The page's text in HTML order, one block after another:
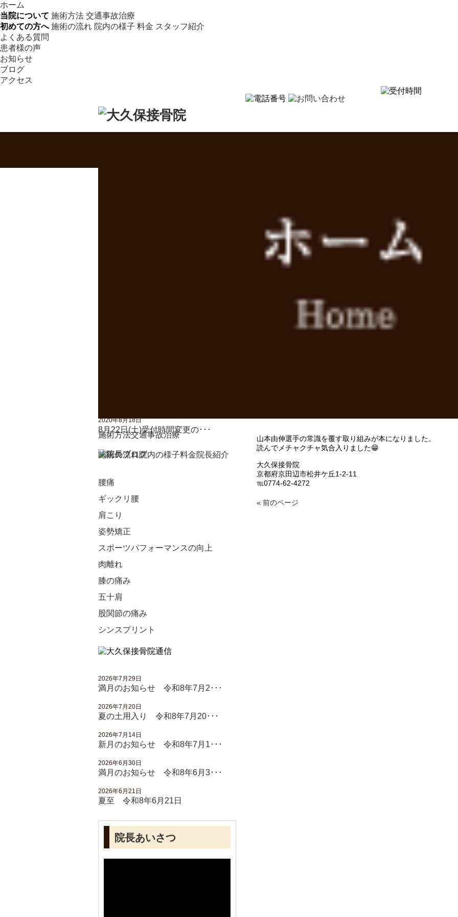
ホーム
当院について 施術方法 交通事故治療
初めての方へ 施術の流れ 院内の様子 料金 スタッフ紹介
よくある質問
患者様の声
お知らせ
ブログ
アクセス
施術方法交通事故治療
施術の流れ院内の様子料金院長紹介
満月のお知らせ 令和5年3月7日
地球と月の引力の作用で、明日から徐々に身体は引き締まって
Ｂチューブで引き締めをサポートしましょう❗️
山本由伸選手の常識を覆す取り組みが本になりました。
読んでメチャクチャ気合入りました😁
大久保接骨院
京都府京田辺市松井ケ丘1-2-11
℡0774-62-4272
« 前のページ
2020年8月18日
8月22日(土)受付時間変更の･･･
腰痛
ギックリ腰
肩こり
姿勢矯正
スポーツパフォーマンスの向上
肉離れ
膝の痛み
五十肩
股関節の痛み
シンスプリント
2026年7月29日
満月のお知らせ 令和8年7月2･･･
2026年7月20日
夏の土用入り 令和8年7月20･･･
2026年7月14日
新月のお知らせ 令和8年7月1･･･
2026年6月30日
満月のお知らせ 令和8年6月3･･･
2026年6月21日
夏至 令和8年6月21日
院長あいさつ